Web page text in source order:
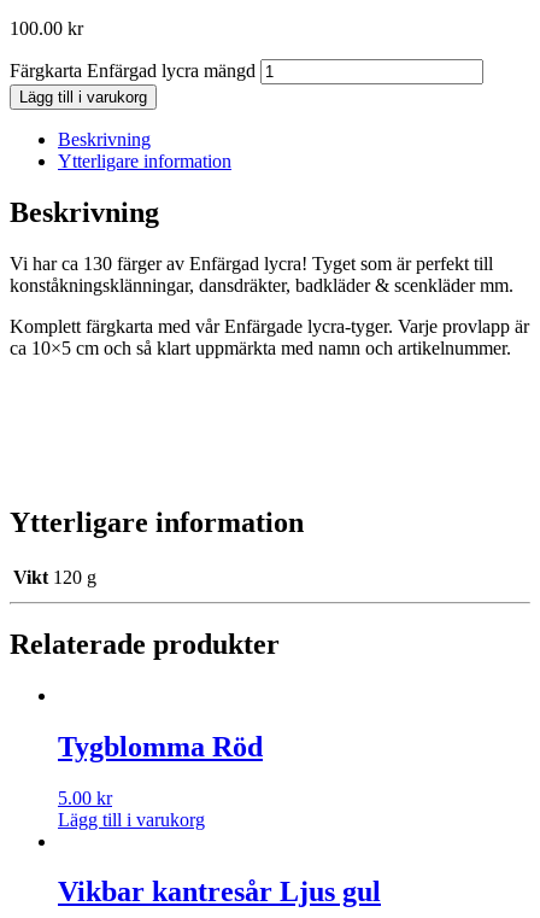
100.00 kr
Färgkarta Enfärgad lycra mängd
Lägg till i varukorg
Beskrivning
Ytterligare information
Beskrivning
Vi har ca 130 färger av Enfärgad lycra! Tyget som är perfekt till
konståkningsklänningar, dansdräkter, badkläder & scenkläder mm.
Komplett färgkarta med vår Enfärgade lycra-tyger. Varje provlapp är
ca 10×5 cm och så klart uppmärkta med namn och artikelnummer.
Ytterligare information
Vikt 120 g
Relaterade produkter
Tygblomma Röd
5.00 kr
Lägg till i varukorg
Vikbar kantresår Ljus gul